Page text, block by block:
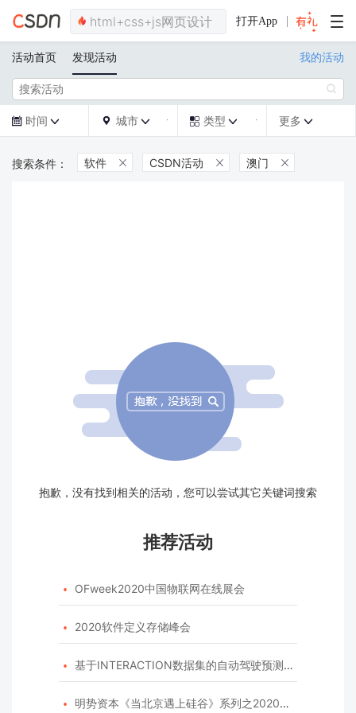
打开App
活动首页 发现活动 我的活动

 时间   城市   类型  更多 
软件  CSDN活动  澳门 
抱歉，没有找到相关的活动，您可以尝试其它关键词搜索
推荐活动
 OFweek2020中国物联网在线展会
 2020软件定义存储峰会
 基于INTERACTION数据集的自动驾驶预测模型挑战赛
 明势资本《当北京遇上硅谷》系列之2020年度开源峰会